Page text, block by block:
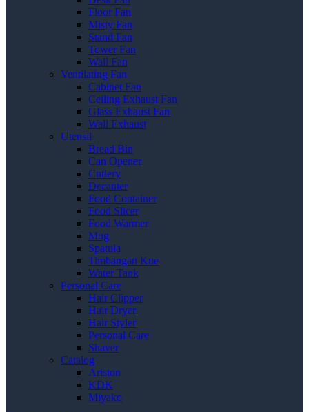
Floor Fan
Misty Fan
Stand Fan
Tower Fan
Wall Fan
Ventilating Fan
Cabinet Fan
Ceiling Exhaust Fan
Glass Exhaust Fan
Wall Exhaust
Utensil
Bread Bin
Can Opener
Cutlery
Decanter
Food Container
Food Slicer
Food Warmer
Mug
Spatula
Timbangan Kue
Water Tank
Personal Care
Hair Clipper
Hair Dryer
Hair Styler
Personal Care
Shaver
Catalog
Ariston
KDK
Miyako